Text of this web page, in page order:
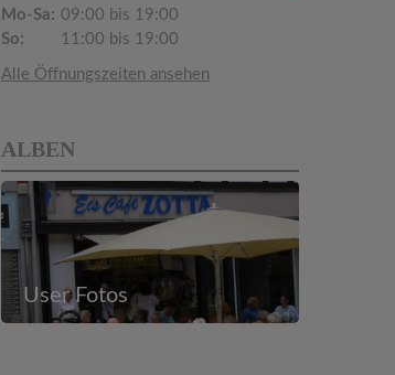
Mo-Sa: 09:00 bis 19:00
So:
11:00 bis 19:00
Alle Öffnungszeiten ansehen
ALBEN
User Fotos